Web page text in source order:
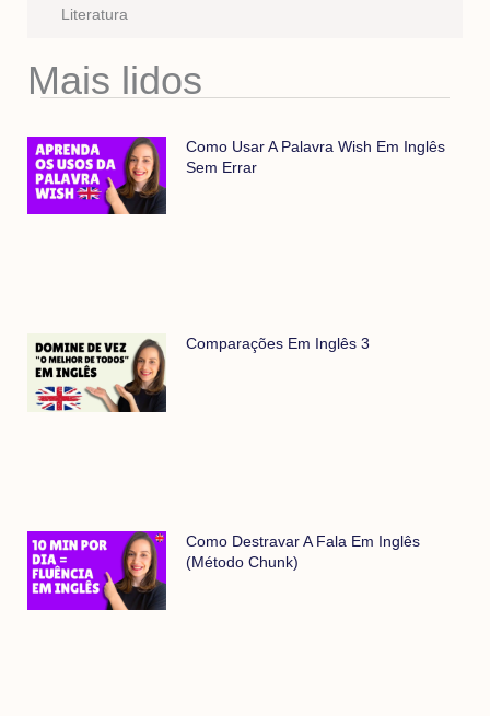
Literatura
Mais lidos
Como Usar A Palavra Wish Em Inglês
Sem Errar
Comparações Em Inglês 3
Como Destravar A Fala Em Inglês
(método Chunk)